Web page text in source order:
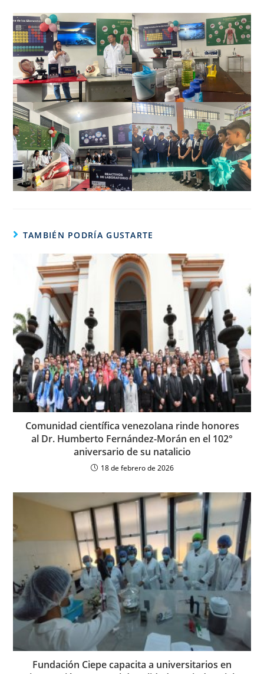
TAMBIÉN PODRÍA GUSTARTE
Comunidad científica venezolana rinde honores
al Dr. Humberto Fernández-Morán en el 102°
aniversario de su natalicio
18 de febrero de 2026
Fundación Ciepe capacita a universitarios en